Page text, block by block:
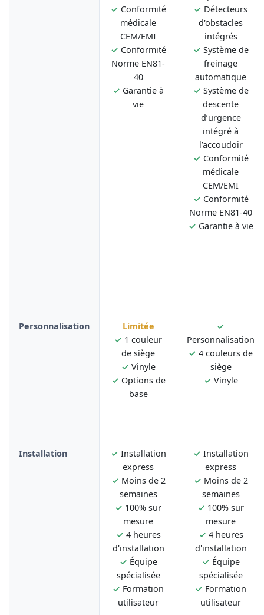
✓ Conformité
médicale
CEM/EMI
✓ Conformité
Norme EN81-
40
✓ Garantie à
vie
✓ Détecteurs
d'obstacles
intégrés
✓ Système de
freinage
automatique
✓ Système de
descente
d’urgence
intégré à
l’accoudoir
✓ Conformité
médicale
CEM/EMI
✓ Conformité
Norme EN81-40
✓ Garantie à vie
Personnalisation
Limitée
✓ 1 couleur
de siège
✓ Vinyle
✓ Options de
base
✓
Personnalisation
✓ 4 couleurs de
siège
✓ Vinyle
Installation ✓ Installation
express
✓ Moins de 2
semaines
✓ 100% sur
mesure
✓ 4 heures
d'installation
✓ Équipe
spécialisée
✓ Formation
utilisateur
✓ Installation
express
✓ Moins de 2
semaines
✓ 100% sur
mesure
✓ 4 heures
d'installation
✓ Équipe
spécialisée
✓ Formation
utilisateur